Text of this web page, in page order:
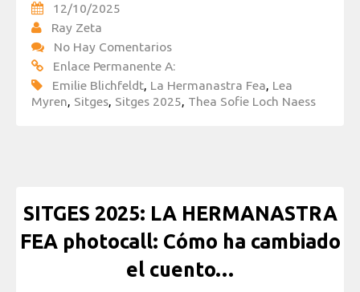
12/10/2025
Ray Zeta
No Hay Comentarios
Enlace Permanente A:
Emilie Blichfeldt, La Hermanastra Fea, Lea
Myren, Sitges, Sitges 2025, Thea Sofie Loch Naess
SITGES 2025: LA HERMANASTRA
FEA photocall: Cómo ha cambiado
el cuento…